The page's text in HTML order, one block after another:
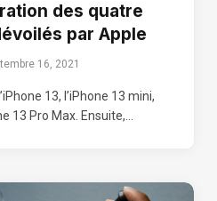
des quatre
par Apple
16, 2021
13, l’iPhone 13 mini,
13 Pro Max. Ensuite,…